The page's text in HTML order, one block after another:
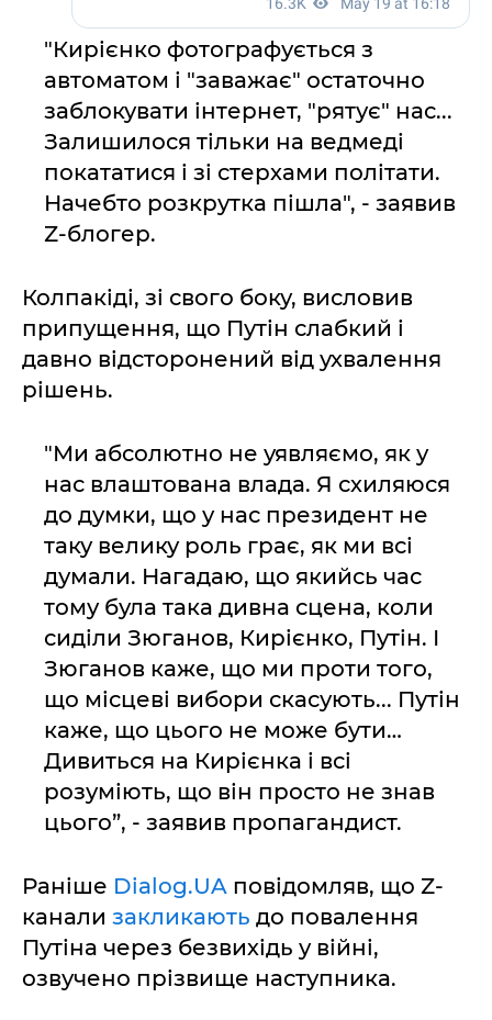
"Кирієнко фотографується з
автоматом і "заважає" остаточно
заблокувати інтернет, "рятує" нас...
Залишилося тільки на ведмеді
покататися і зі стерхами політати.
Начебто розкрутка пішла", - заявив
Z-блогер.
Колпакіді, зі свого боку, висловив
припущення, що Путін слабкий і
давно відсторонений від ухвалення
рішень.
"Ми абсолютно не уявляємо, як у
нас влаштована влада. Я схиляюся
до думки, що у нас президент не
таку велику роль грає, як ми всі
думали. Нагадаю, що якийсь час
тому була така дивна сцена, коли
сиділи Зюганов, Кирієнко, Путін. І
Зюганов каже, що ми проти того,
що місцеві вибори скасують... Путін
каже, що цього не може бути…
Дивиться на Кирієнка і всі
розуміють, що він просто не знав
цього”, - заявив пропагандист.
Раніше Dialog.UA повідомляв, що Z-
канали закликають до повалення
Путіна через безвихідь у війні,
озвучено прізвище наступника.